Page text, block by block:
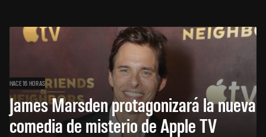
HACE 16 HORAS
James Marsden protagonizará la nueva
comedia de misterio de Apple TV